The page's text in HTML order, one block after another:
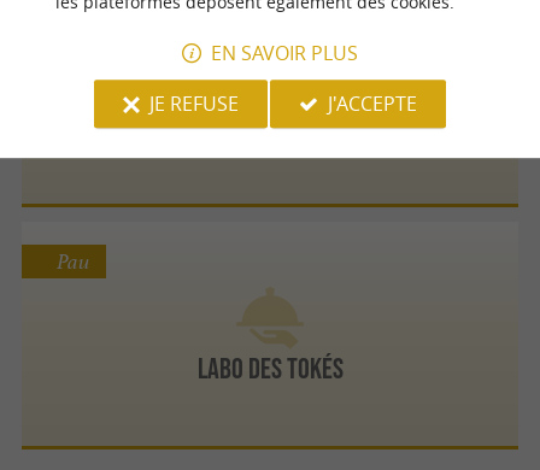
Lacoste Frédéric
Pau
Labo des Tokés
Pau
EN SAVOIR PLUS
JE REFUSE
J'ACCEPTE